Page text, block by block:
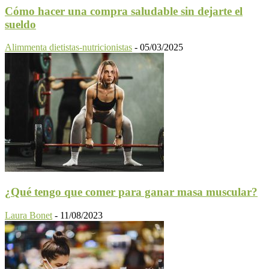
Cómo hacer una compra saludable sin dejarte el
sueldo
Alimmenta dietistas-nutricionistas - 05/03/2025
¿Qué tengo que comer para ganar masa muscular?
Laura Bonet - 11/08/2023